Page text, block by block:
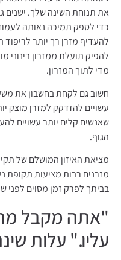
את תנוחת השינה שלך. ישנים
כדי לספק תמיכה נאותה
להעדיף מזרן רך יותר לריפוד
להפיק תועלת ממזרון בינוני
מדי לתוך המזרון.
חשוב גם לקחת בחשבון את
עשויים להזדקק למזרן מוצק
שאנשים קלים יותר עשויים
הגוף.
מציאת האיזון המושלם של
מזרנים רבות מציעות תקופת
בביתך לפרק זמן מסוים לפני
"אתה מקבל
עליו." עלות